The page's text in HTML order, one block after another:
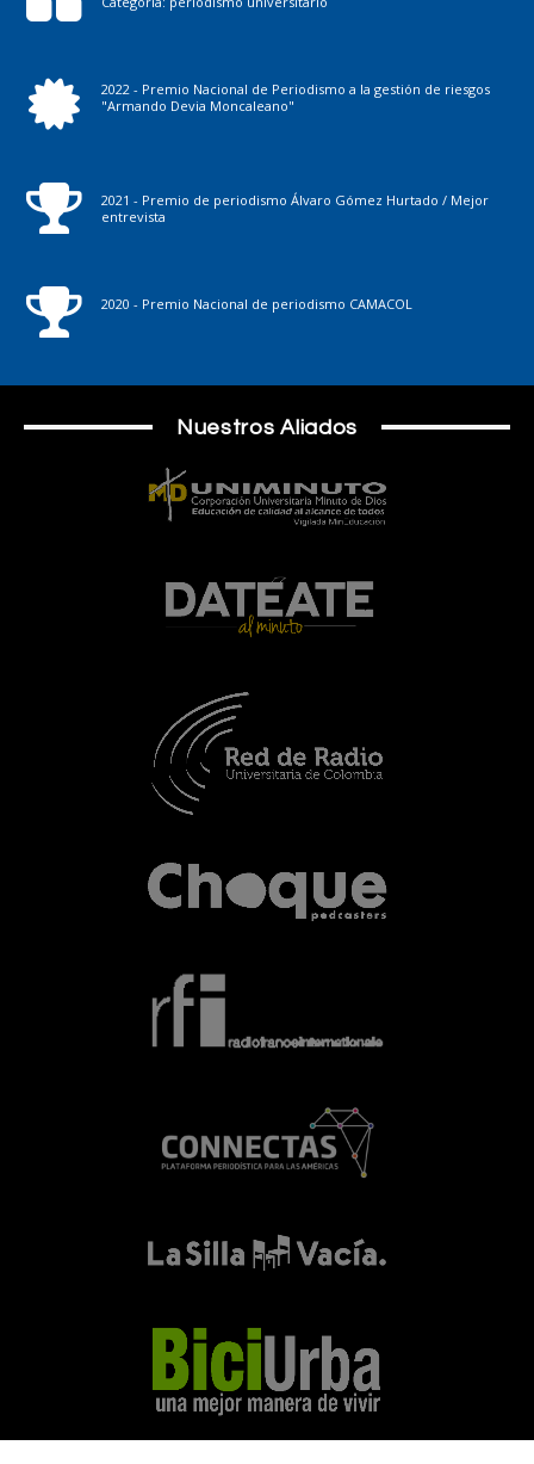
2022 - Premio Nacional de Periodismo a la gestión de riesgos
"Armando Devia Moncaleano"
2021 - Premio de periodismo Álvaro Gómez Hurtado / Mejor
entrevista
2020 - Premio Nacional de periodismo CAMACOL
Nuestros Aliados